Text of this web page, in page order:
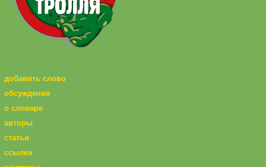
добавить слово
обсуждения
о словаре
авторы
статьи
ссылки